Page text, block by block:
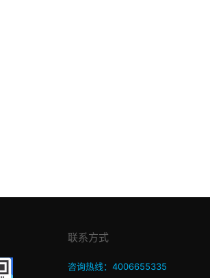
联系方式
咨询热线：4006655335